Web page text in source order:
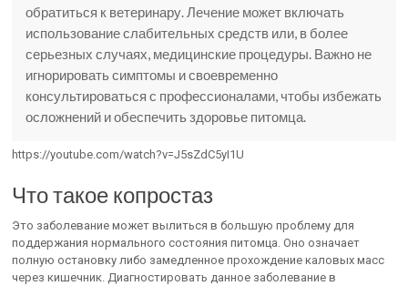
обратиться к ветеринару. Лечение может включать
использование слабительных средств или, в более
серьезных случаях, медицинские процедуры. Важно не
игнорировать симптомы и своевременно
консультироваться с профессионалами, чтобы избежать
осложнений и обеспечить здоровье питомца.
https://youtube.com/watch?v=J5sZdC5yI1U
Что такое копростаз
Это заболевание может вылиться в большую проблему для
поддержания нормального состояния питомца. Оно означает
полную остановку либо замедленное прохождение каловых масс
через кишечник. Диагностировать данное заболевание в